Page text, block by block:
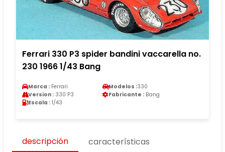
Ferrari 330 P3 spider bandini vaccarella no.
230 1966 1/43 Bang
Marca : Ferrari Modelos :330
Version : 330 P3 Fabricante : Bang
Escala : 1/43
descripción
características